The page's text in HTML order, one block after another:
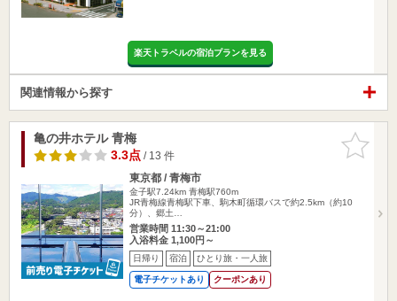
楽天トラベルの宿泊プランを見る
関連情報から探す
お気に入
りに追加
亀の井ホテル 青梅
3.3点/ 13 件
東京都 / 青梅市
金子駅7.24km 青梅駅760m
JR青梅線青梅駅下車、駒木町循環バスで約2.5km（約10
分）、郷土…
営業時間 11:30～21:00
入浴料金 1,100円～
日帰り 宿泊 ひとり旅・一人旅
電子チケットあり クーポンあり